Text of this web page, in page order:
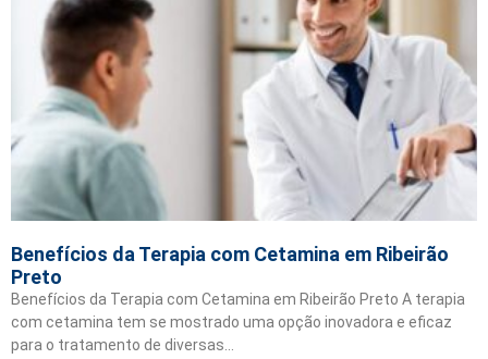
Benefícios da Terapia com Cetamina em Ribeirão
Preto
Benefícios da Terapia com Cetamina em Ribeirão Preto A terapia
com cetamina tem se mostrado uma opção inovadora e eficaz
para o tratamento de diversas…